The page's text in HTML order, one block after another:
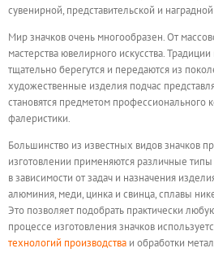
сувенирной, представительской и
Мир значков очень многообразен. От
мастерства ювелирного искусства.
тщательно берегутся и передаются из
художественные изделия подчас
становятся предметом профессионального
фалеристики.
Большинство из известных видов значков
изготовлении применяются различные
в зависимости от задач и назначения
алюминия, меди, цинка и свинца, сплавы
Это позволяет подобрать практически
процессе изготовления значков
технологий производства и обработки